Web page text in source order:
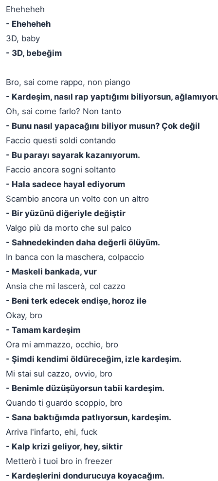
Eheheheh
- Eheheheh
3D, baby
- 3D, bebeğim
Bro, sai come rappo, non piango
- Kardeşim, nasıl rap yaptığımı biliyorsun,
Oh, sai come farlo? Non tanto
- Bunu nasıl yapacağını biliyor musun? Çok değil
Faccio questi soldi contando
- Bu parayı sayarak kazanıyorum.
Faccio ancora sogni soltanto
- Hala sadece hayal ediyorum
Scambio ancora un volto con un altro
- Bir yüzünü diğeriyle değiştir
Valgo più da morto che sul palco
- Sahnedekinden daha değerli ölüyüm.
In banca con la maschera, colpaccio
- Maskeli bankada, vur
Ansia che mi lascerà, col cazzo
- Beni terk edecek endişe, horoz ile
Okay, bro
- Tamam kardeşim
Ora mi ammazzo, occhio, bro
- Şimdi kendimi öldüreceğim, izle kardeşim.
Mi stai sul cazzo, ovvio, bro
- Benimle düzüşüyorsun tabii kardeşim.
Quando ti guardo scoppio, bro
- Sana baktığımda patlıyorsun, kardeşim.
Arriva l'infarto, ehi, fuck
- Kalp krizi geliyor, hey, siktir
Metterò i tuoi bro in freezer
- Kardeşlerini dondurucuya koyacağım.